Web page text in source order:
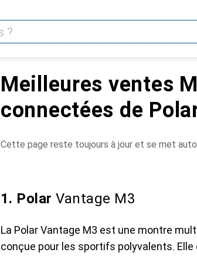
Meilleures ventes
connectées de
Cette page reste toujours à jour et se met
1. Polar Vantage M3
La Polar Vantage M3 est une montre
conçue pour les sportifs polyvalents.